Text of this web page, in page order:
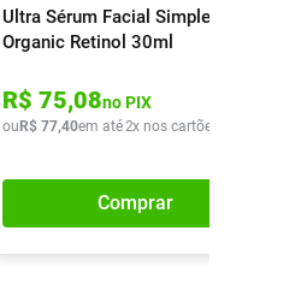
R$ 42,95
Ultra Sérum Facial Simple
Organic Retinol 30ml
R$ 75,08no PIX
ou R$ 77,40em até2x nos cartões
Comprar